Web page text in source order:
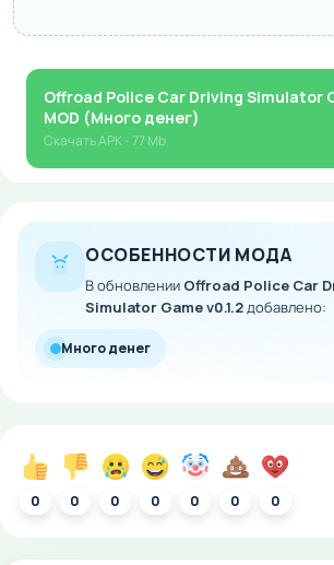
Offroad Police Car Driving Simulator
MOD (Много денег)
СкачатьAPK- 77 Mb
ОСОБЕННОСТИ МОДА
В обновлении Offroad Police Car
Simulator Game v0.1.2добавлено:
Много денег
0 0 0 0 0 0 0